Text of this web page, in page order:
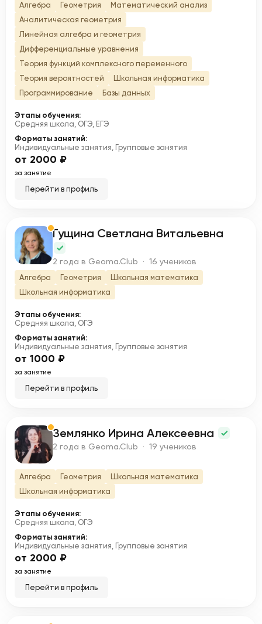
Алгебра Геометрия
Математический анализ
Аналитическая геометрия
Линейная алгебра и геометрия
Дифференциальные уравнения
Теория функций комплексного переменного
Теория вероятностей
Школьная информатика
Программирование
Базы данных
Этапы обучения:
Средняя школа, ОГЭ, ЕГЭ
Форматы занятий:
Индивидуальные занятия, Групповые занятия
от 2000 ₽
за занятие
Перейти в профиль
Г Гущина Светлана Витальевна
2 года в Geoma.Club · 16 учеников
Алгебра Геометрия
Школьная математика
Школьная информатика
Этапы обучения:
Средняя школа, ОГЭ
Форматы занятий:
Индивидуальные занятия, Групповые занятия
от 1000 ₽
за занятие
Перейти в профиль
З Землянко Ирина Алексеевна
2 года в Geoma.Club · 19 учеников
Алгебра Геометрия
Школьная математика
Школьная информатика
Этапы обучения:
Средняя школа, ОГЭ
Форматы занятий:
Индивидуальные занятия, Групповые занятия
от 2000 ₽
за занятие
Перейти в профиль